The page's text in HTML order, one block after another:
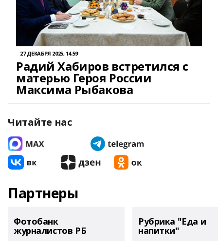
27 ДЕКАБРЯ 2025, 14:59
Радий Хабиров встретился с
матерью Героя России
Максима Рыбакова
Читайте нас
Партнеры
Фотобанк
журналистов РБ
Рубрика "Еда и
напитки"